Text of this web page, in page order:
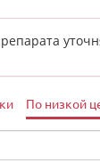
По низкой